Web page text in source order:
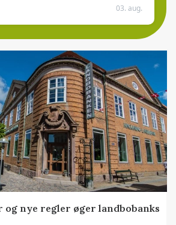
03. aug.
og nye regler øger landbobanks